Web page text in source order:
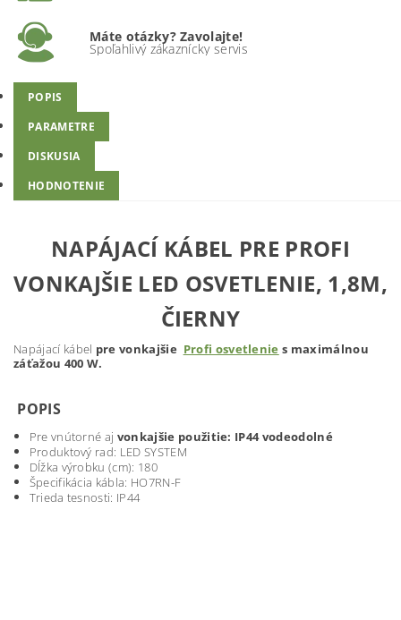
Máte otázky? Zavolajte!
Spoľahlivý zákaznícky servis
POPIS
PARAMETRE
DISKUSIA
HODNOTENIE
NAPÁJACÍ KÁBEL PRE PROFI
VONKAJŠIE LED OSVETLENIE, 1,8M,
ČIERNY
Napájací kábel pre vonkajšie Profi osvetlenie s maximálnou
záťažou 400 W.
POPIS
Pre vnútorné aj vonkajšie použitie: IP44 vodeodolné
Produktový rad: LED SYSTEM
Dĺžka výrobku (cm): 180
Špecifikácia kábla: HO7RN-F
Trieda tesnosti: IP44